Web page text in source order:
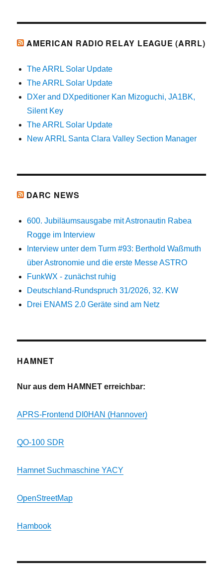
AMERICAN RADIO RELAY LEAGUE (ARRL)
The ARRL Solar Update
The ARRL Solar Update
DXer and DXpeditioner Kan Mizoguchi, JA1BK,
Silent Key
The ARRL Solar Update
New ARRL Santa Clara Valley Section Manager
DARC NEWS
600. Jubiläumsausgabe mit Astronautin Rabea
Rogge im Interview
Interview unter dem Turm #93: Berthold Waßmuth
über Astronomie und die erste Messe ASTRO
FunkWX - zunächst ruhig
Deutschland-Rundspruch 31/2026, 32. KW
Drei ENAMS 2.0 Geräte sind am Netz
HAMNET
Nur aus dem HAMNET erreichbar:
APRS-Frontend DI0HAN (Hannover)
QO-100 SDR
Hamnet Suchmaschine YACY
OpenStreetMap
Hambook